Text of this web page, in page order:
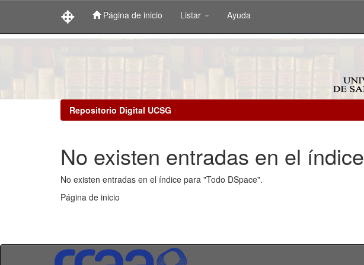
Página de inicio Listar Ayuda
Repositorio Digital UCSG
No existen entradas en el índice
No existen entradas en el índice para "Todo DSpace".
Página de inicio